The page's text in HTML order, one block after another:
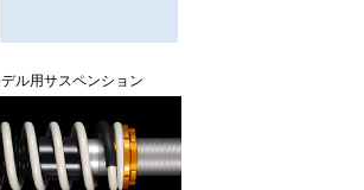
ル用サスペンション